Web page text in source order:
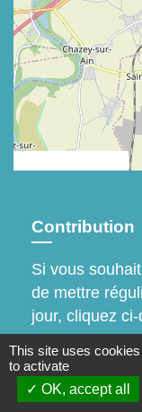
Contribution
Si vous
de mettre
jour, cliquez
This site uses
to activate
OK, accept all